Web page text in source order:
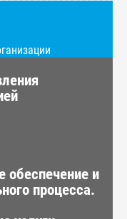
обеспечение и
процесса.